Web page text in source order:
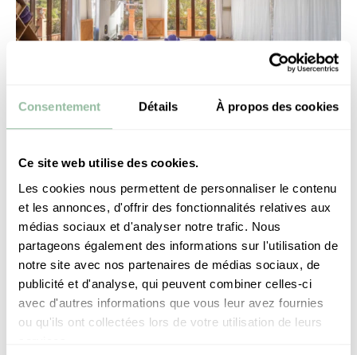
Consentement Détails À propos des cookies
Ce site web utilise des cookies.
Les cookies nous permettent de personnaliser le contenu
et les annonces, d'offrir des fonctionnalités relatives aux
médias sociaux et d'analyser notre trafic. Nous
partageons également des informations sur l'utilisation de
notre site avec nos partenaires de médias sociaux, de
publicité et d'analyse, qui peuvent combiner celles-ci
avec d'autres informations que vous leur avez fournies
ou qu'ils ont collectées lors de votre utilisation de leurs
RETRAITE YOGA – SAMUEL GANES